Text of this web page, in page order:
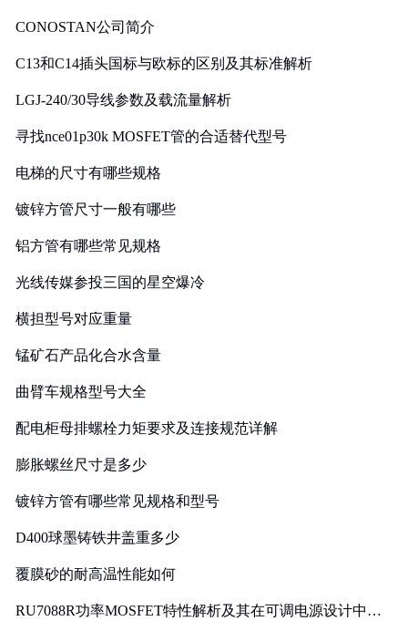
CONOSTAN公司简介
C13和C14插头国标与欧标的区别及其标准解析
LGJ-240/30导线参数及载流量解析
寻找nce01p30k MOSFET管的合适替代型号
电梯的尺寸有哪些规格
镀锌方管尺寸一般有哪些
铝方管有哪些常见规格
光线传媒参投三国的星空爆冷
横担型号对应重量
锰矿石产品化合水含量
曲臂车规格型号大全
配电柜母排螺栓力矩要求及连接规范详解
膨胀螺丝尺寸是多少
镀锌方管有哪些常见规格和型号
D400球墨铸铁井盖重多少
覆膜砂的耐高温性能如何
RU7088R功率MOSFET特性解析及其在可调电源设计中的